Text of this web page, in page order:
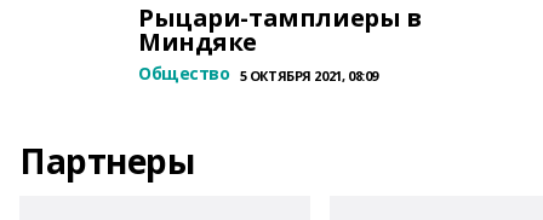
Рыцари-тамплиеры в
Миндяке
Общество 5 ОКТЯБРЯ 2021, 08:09
Партнеры